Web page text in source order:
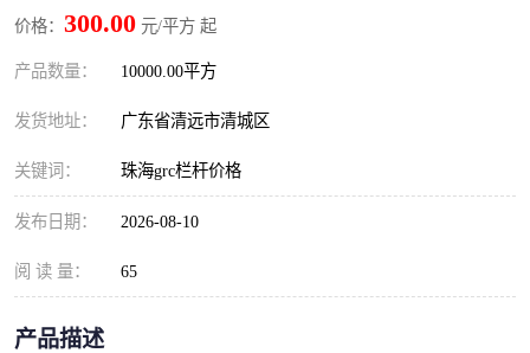
价格： 300.00 元/平方 起
产品数量： 10000.00平方
发货地址： 广东省清远市清城区
关键词： 珠海grc栏杆价格
发布日期： 2026-08-10
阅 读 量： 65
产品描述